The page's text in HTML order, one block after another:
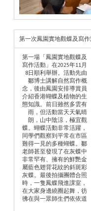
第一次鳳園實​地​觀蝶​及​寫
第一場「鳳園實地觀蝶及
寫作活動」在2025年11月
8日順利舉辦。活動先由
鄒博士講解自然寫作概
念，後由鳳園安排導賞員
介紹香港蝴蝶及植物的生
態知識。前日雖然多雲有
雨，但活動當天天氣晴
朗，山中陰涼，極宜觀
蝶。蝴蝶活動非常活躍，
同學們觀察到平常在市區
難得一見的多種蝴蝶。鄒
老師甚至發現了在灰蝶中
非常罕有、擁有的鮮艷金
屬藍色翅背花紋的斜斑彩
灰蝶。最後拍攝團體合照
時，一隻鳳蝶飛進課室，
在大家身邊繞圈起舞，彷
彿在與一眾師生們依依道